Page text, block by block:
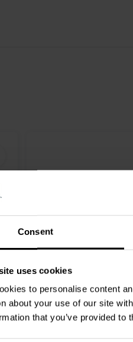
Consent
uses cookies
to personalise content
about your use of our site
that you’ve provided
10" | 8 Ω
VisatonW 250 - 8
1